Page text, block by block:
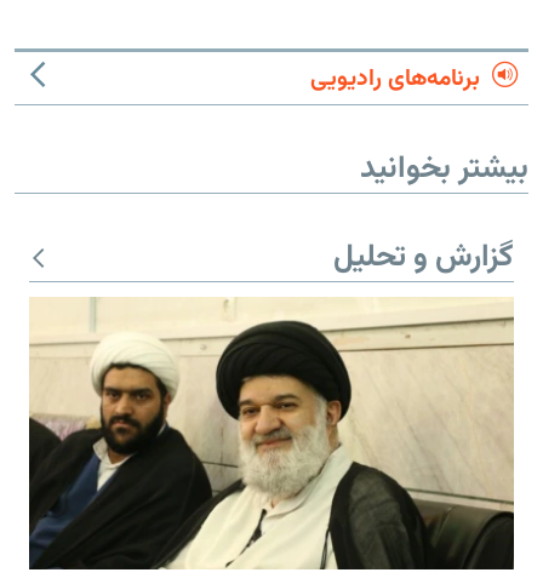
برنامه‌های رادیویی
بیشتر بخوانید
گزارش و تحلیل